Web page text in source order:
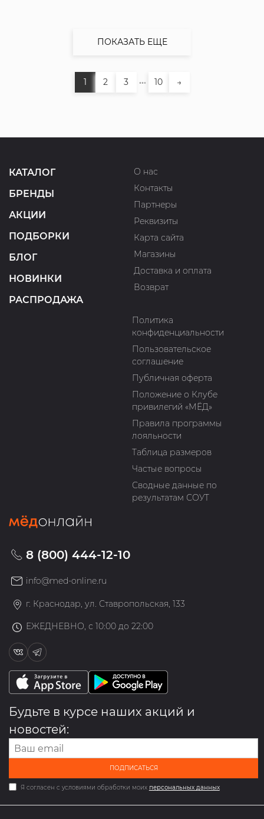
ПОКАЗАТЬ ЕЩЕ
1 2 3 ... 10 →
КАТАЛОГ
БРЕНДЫ
АКЦИИ
ПОДБОРКИ
БЛОГ
НОВИНКИ
РАСПРОДАЖА
О нас
Контакты
Партнеры
Реквизиты
Карта сайта
Магазины
Доставка и оплата
Возврат
Политика
конфиденциальности
Пользовательское
соглашение
Публичная оферта
Положение о Клубе
привилегий «МЁД»
Правила программы
лояльности
Таблица размеров
Частые вопросы
Сводные данные по
результатам СОУТ
8 (800) 444-12-10
info@med-online.ru
г. Краснодар, ул. Ставропольская, 133
ЕЖЕДНЕВНО, с 10:00 до 22:00
Будьте в курсе наших акций и
новостей:
ПОДПИСАТЬСЯ
Я согласен с условиями обработки моих персональных данных